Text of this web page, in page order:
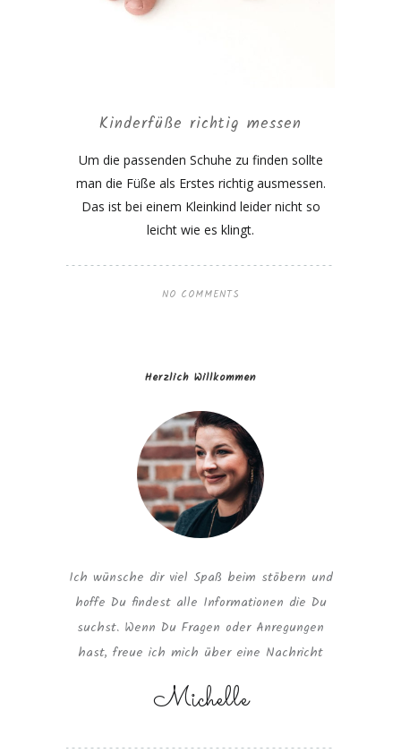
Kinderfüße richtig messen
Um die passenden Schuhe zu finden sollte
man die Füße als Erstes richtig ausmessen.
Das ist bei einem Kleinkind leider nicht so
leicht wie es klingt.
NO COMMENTS
Herzlich Willkommen
Ich wünsche dir viel Spaß beim stöbern und
hoffe Du findest alle Informationen die Du
suchst. Wenn Du Fragen oder Anregungen
hast, freue ich mich über eine Nachricht
Michelle